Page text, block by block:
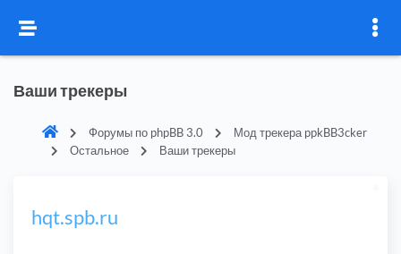
Ваши трекеры
Форумы по phpBB 3.0
Мод трекера ppkBB3cker
Остальное
Ваши трекеры
hqt.spb.ru